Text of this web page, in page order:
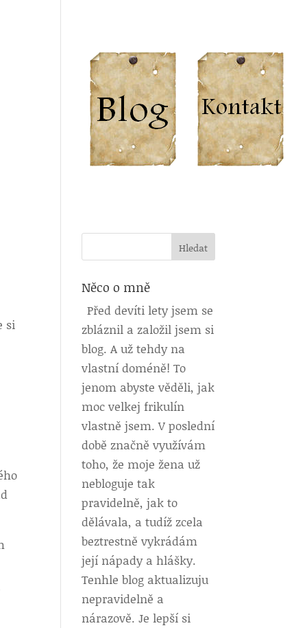
si
Něco o mně
Před devíti lety jsem se
zbláznil a založil jsem si
blog. A už tehdy na
vlastní doméně! To
jenom abyste věděli, jak
moc velkej frikulín
vlastně jsem. V poslední
době značně využívám
toho, že moje žena už
nebloguje tak
pravidelně, jak to
dělávala, a tudíž zcela
beztrestně vykrádám
její nápady a hlášky.
Tenhle blog aktualizuju
nepravidelně a
nárazově. Je lepší si